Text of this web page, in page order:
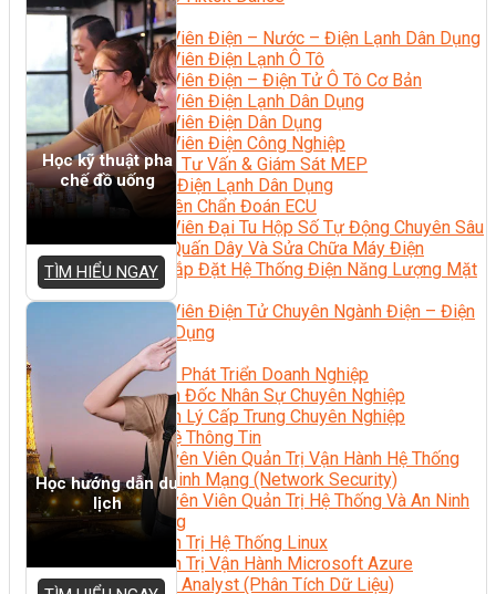
Kỹ Thuật – Công Nghệ
Kỹ Thuật Viên Điện – Nước – Điện Lạnh Dân Dụng
Kỹ Thuật Viên Điện Lạnh Ô Tô
Kỹ Thuật Viên Điện – Điện Tử Ô Tô Cơ Bản
Kỹ Thuật Viên Điện Lạnh Dân Dụng
Kỹ Thuật Viên Điện Dân Dụng
Kỹ Thuật Viên Điện Công Nghiệp
Nghiệp Vụ Tư Vấn & Giám Sát MEP
Sửa Chữa Điện Lạnh Dân Dụng
Chuyên Viên Chẩn Đoán ECU
Kỹ Thuật Viên Đại Tu Hộp Số Tự Động Chuyên Sâu
Kỹ Thuật Quấn Dây Và Sửa Chữa Máy Điện
Thiết Kế Lắp Đặt Hệ Thống Điện Năng Lượng Mặt
Trời
Kỹ Thuật Viên Điện Tử Chuyên Ngành Điện – Điện
Lạnh Dân Dụng
Ngành Khác
Quản Trị & Phát Triển Doanh Nghiệp
Giám Đốc Nhân Sự Chuyên Nghiệp
Quản Lý Cấp Trung Chuyên Nghiệp
Công Nghệ Thông Tin
Chuyên Viên Quản Trị Vận Hành Hệ Thống
An Ninh Mạng (Network Security)
Chuyên Viên Quản Trị Hệ Thống Và An Ninh
Mạng
Quản Trị Hệ Thống Linux
Quản Trị Vận Hành Microsoft Azure
Data Analyst (Phân Tích Dữ Liệu)
Học kỹ thuật pha
chế đồ uống
TÌM HIỂU NGAY
Học hướng dẫn du
lịch